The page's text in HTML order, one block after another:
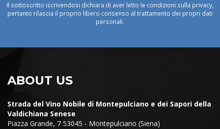
Il sottoscritto iscrivendosi dichiara di aver letto le condizioni sulla privacy,
pertanto rilascia il proprio libero consenso al trattamento dei propri dati
personali.
ABOUT US
Strada del Vino Nobile di Montepulciano e dei Sapori della
Valdichiana Senese
Piazza Grande, 7 53045 - Montepulciano (Siena)